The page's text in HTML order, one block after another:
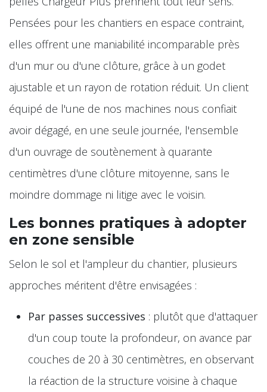
Pensées pour les chantiers en espace contraint,
elles offrent une maniabilité incomparable près
d'un mur ou d'une clôture, grâce à un godet
ajustable et un rayon de rotation réduit. Un client
équipé de l'une de nos machines nous confiait
avoir dégagé, en une seule journée, l'ensemble
d'un ouvrage de soutènement à quarante
centimètres d'une clôture mitoyenne, sans le
moindre dommage ni litige avec le voisin.
Les bonnes pratiques à adopter
en zone sensible
Selon le sol et l'ampleur du chantier, plusieurs
approches méritent d'être envisagées :
Par passes successives : plutôt que d'attaquer
d'un coup toute la profondeur, on avance par
couches de 20 à 30 centimètres, en observant
la réaction de la structure voisine à chaque